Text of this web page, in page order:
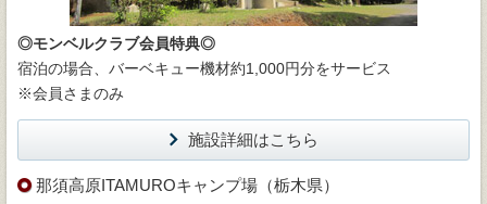
◎モンベルクラブ会員特典◎
宿泊の場合、バーベキュー機材約1,000円分をサービス
※会員さまのみ
施設詳細はこちら
那須高原ITAMUROキャンプ場（栃木県）